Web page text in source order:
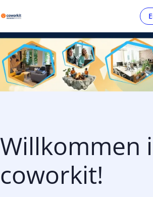
Willkommen
coworkit!